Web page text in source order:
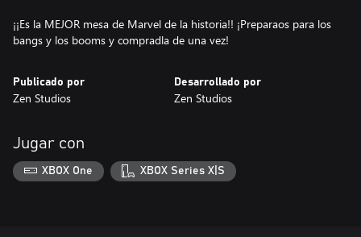
¡¡Es la MEJOR mesa de Marvel de la historia!! ¡Preparaos para los
bangs y los booms y compradla de una vez!
Publicado por
Zen Studios
Desarrollado por
Zen Studios
Jugar con
XBOX One XBOX Series X|S